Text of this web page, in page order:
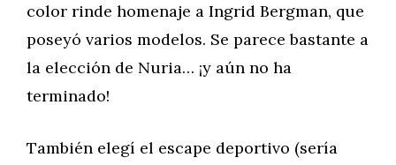
color rinde homenaje a Ingrid Bergman, que
poseyó varios modelos. Se parece bastante a
la elección de Nuria… ¡y aún no ha
terminado!
También elegí el escape deportivo (sería